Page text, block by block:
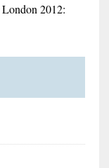
London 2012: